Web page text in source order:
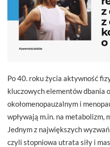
Po 40. roku życia aktywność
kluczowych elementów dbania
okołomenopauzalnym i
wpływają m.in. na metabolizm,
Jednym z największych
czyli stopniowa utrata siły i